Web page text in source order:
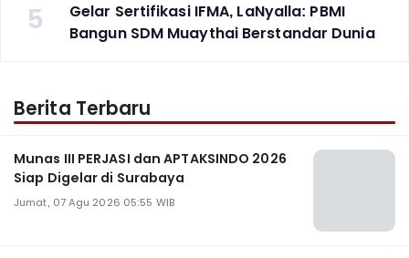
5
Gelar Sertifikasi IFMA, LaNyalla: PBMI
Bangun SDM Muaythai Berstandar Dunia
Berita Terbaru
Munas III PERJASI dan APTAKSINDO 2026
Siap Digelar di Surabaya
Jumat, 07 Agu 2026 05:55 WIB